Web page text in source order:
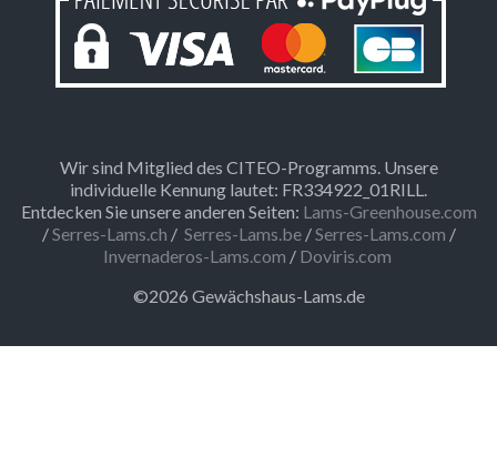
Wir sind Mitglied des CITEO-Programms. Unsere
individuelle Kennung lautet: FR334922_01RILL.
Entdecken Sie unsere anderen Seiten: Lams-Greenhouse.com
/Serres-Lams.ch / Serres-Lams.be/Serres-Lams.com /
Invernaderos-Lams.com / Doviris.com
©2026 Gewächshaus-Lams.de